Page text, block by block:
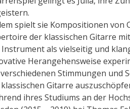
spielt sie Kompositionen von
der klassischen Gitarre
Instrument als vielseitig und
Herangehensweise
Stimmungen und
Gitarre
ihres Studiums an der